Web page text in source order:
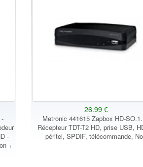
-
+
26.99 €
Metronic 441615 Zapbox HD-
Récepteur TDT-T2 HD, prise USB,
péritel, SPDIF, télécommande,